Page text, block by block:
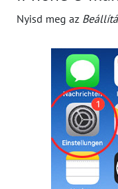
Nyisd meg az